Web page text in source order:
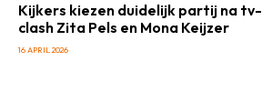
Kijkers kiezen duidelijk partij na tv-
clash Zita Pels en Mona Keijzer
16 APRIL 2026